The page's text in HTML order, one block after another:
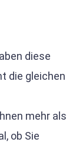
diese
die gleichen
mehr als
ob Sie